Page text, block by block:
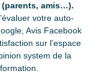
amis…).
votre auto-
Avis Facebook
sur l’espace
system de la